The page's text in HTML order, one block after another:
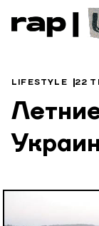
LIFESTYLE 22